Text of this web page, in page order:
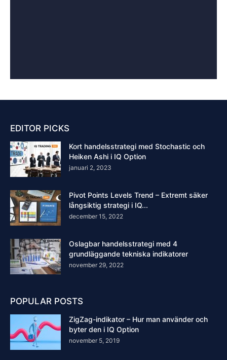
EDITOR PICKS
Kort handelsstrategi med Stochastic och
Heiken Ashi i IQ Option
januari 2, 2023
Pivot Points Levels Trend – Extremt säker
långsiktig strategi i IQ...
december 15, 2022
Oslagbar handelsstrategi med 4
grundläggande tekniska indikatorer
november 29, 2022
POPULAR POSTS
ZigZag-indikator – Hur man använder och
byter den i IQ Option
november 5, 2019